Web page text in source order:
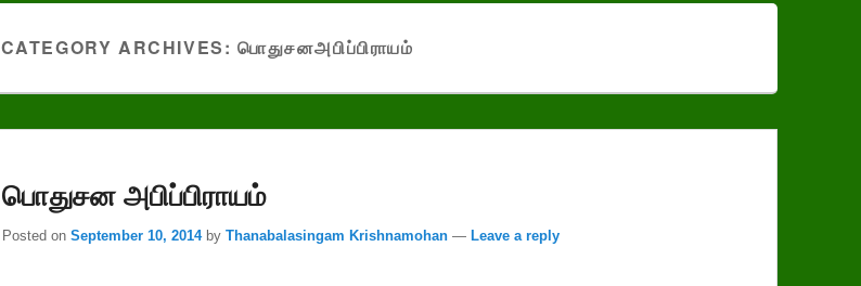
CATEGORY ARCHIVES:பொதுசனஅபிப்பிராயம்
பொதுசன அபிப்பிராயம்
Posted on September 10, 2014 by Thanabalasingam Krishnamohan — Leave a reply